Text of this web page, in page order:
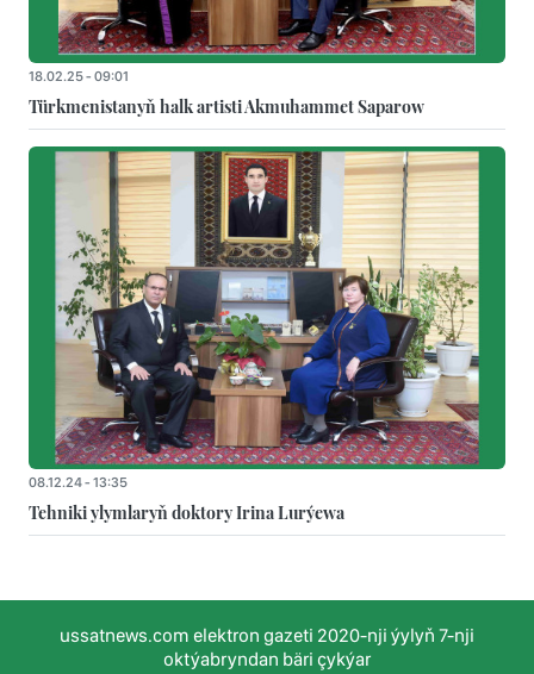
18.02.25 - 09:01
Türkmenistanyň halk artisti Akmuhammet Saparow
08.12.24 - 13:35
Tehniki ylymlaryň doktory Irina Lurýewa
ussatnews.com elektron gazeti 2020-nji ýylyň 7-nji
oktýabryndan bäri çykýar